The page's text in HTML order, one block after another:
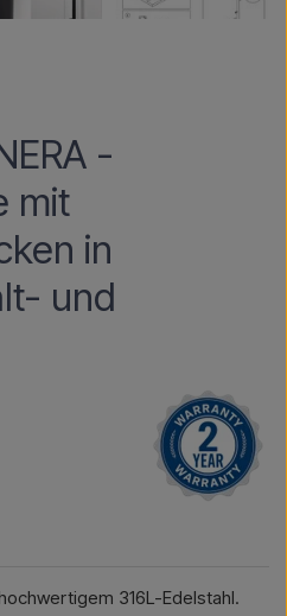
-
mit
in
und
316L-Edelstahl.